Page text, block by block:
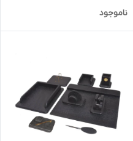
ناموجود